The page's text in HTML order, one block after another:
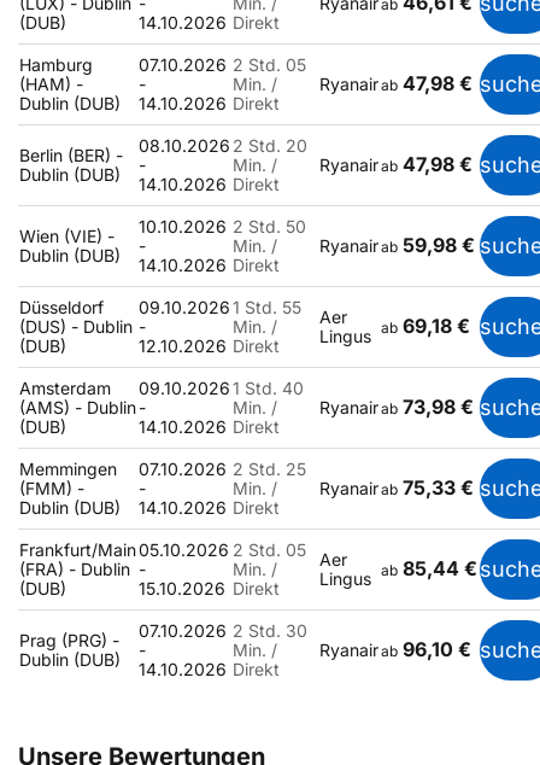
(DUB)
14.10.2026 Direkt
ab
Hamburg
(HAM) -
Dublin (DUB)
07.10.2026
-
14.10.2026
2 Std. 05
Min. /
Direkt
Ryanairab 47,98 €
Berlin (BER) -
Dublin (DUB)
08.10.2026
-
14.10.2026
2 Std. 20
Min. /
Direkt
Ryanairab 47,98 €
Wien (VIE) -
Dublin (DUB)
10.10.2026
-
14.10.2026
2 Std. 50
Min. /
Direkt
Ryanairab 59,98 €
Düsseldorf
(DUS) - Dublin
(DUB)
09.10.2026
-
12.10.2026
1 Std. 55
Min. /
Direkt
Aer
Lingus ab 69,18 €
Amsterdam
(AMS) - Dublin
(DUB)
09.10.2026
-
14.10.2026
1 Std. 40
Min. /
Direkt
Ryanairab 73,98 €
Memmingen
(FMM) -
Dublin (DUB)
07.10.2026
-
14.10.2026
2 Std. 25
Min. /
Direkt
Ryanairab 75,33 €
Frankfurt/Main
(FRA) - Dublin
(DUB)
05.10.2026
-
15.10.2026
2 Std. 05
Min. /
Direkt
Aer
Lingus ab 85,44 €
Prag (PRG) -
Dublin (DUB)
07.10.2026
-
14.10.2026
2 Std. 30
Min. /
Direkt
Ryanairab 96,10 €
Unsere Bewertungen